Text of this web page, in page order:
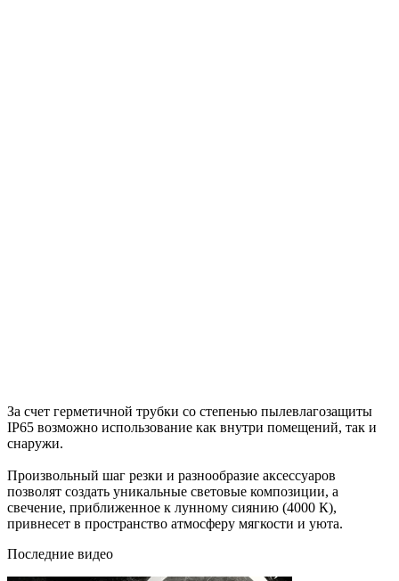
За счет герметичной трубки со степенью пылевлагозащиты
IP65 возможно использование как внутри помещений, так и
снаружи.
Произвольный шаг резки и разнообразие аксессуаров
позволят создать уникальные световые композиции, а
свечение, приближенное к лунному сиянию (4000 К),
привнесет в пространство атмосферу мягкости и уюта.
Последние видео